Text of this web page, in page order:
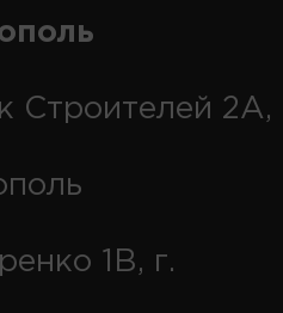
Строителей 2А,
1В, г.